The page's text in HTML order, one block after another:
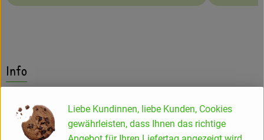
Info
Liebe Kundinnen, liebe Kunden, Cookies
gewährleisten, dass Ihnen das richtige